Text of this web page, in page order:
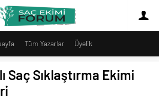
Tüm Yazarlar Üyelik
Saç Sıklaştırma Ekimi